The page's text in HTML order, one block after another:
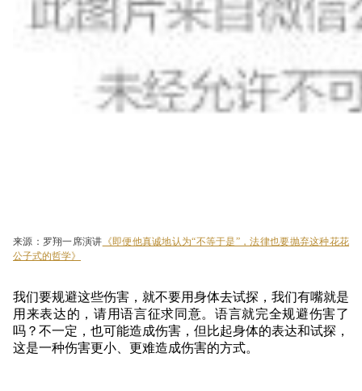
来源：罗翔一席演讲 《即便他真诚地认为“不等于是”，法律也要抛弃这种花花
公子式的哲学》
我们要规避这些伤害，就不要用身体去试探，我们有嘴就是
用来表达的，请用语言征求同意。语言就完全规避伤害了
吗？不一定，也可能造成伤害，但比起身体的表达和试探，
这是一种伤害更小、更难造成伤害的方式。